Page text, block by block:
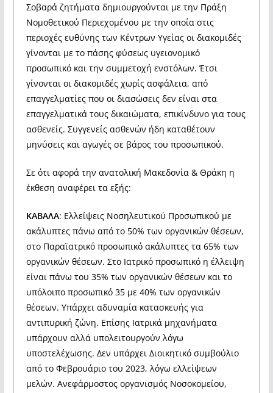
Σοβαρά ζητήματα δημιουργούνται με την Πράξη
Νομοθετικού Περιεχομένου με την οποία στις
περιοχές ευθύνης των Κέντρων Υγείας οι διακομιδές
γίνονται με το πάσης φύσεως υγειονομικό
προσωπικό και την συμμετοχή ενστόλων. Έτσι
γίνονται οι διακομιδές χωρίς ασφάλεια, από
επαγγελματίες που οι διασώσεις δεν είναι στα
επαγγελματικά τους δικαιώματα, επικίνδυνο για τους
ασθενείς. Συγγενείς ασθενών ήδη καταθέτουν
μηνύσεις και αγωγές σε βάρος του προσωπικού.
Σε ότι αφορά την ανατολική Μακεδονία & Θράκη η
έκθεση αναφέρει τα εξής:
ΚΑΒΑΛΑ: Ελλείψεις Νοσηλευτικού Προσωπικού με
ακάλυπτες πάνω από το 50% των οργανικών θέσεων,
στο Παραϊατρικό προσωπικό ακάλυπτες τα 65% των
οργανικών θέσεων. Στο Ιατρικό προσωπικό η έλλειψη
είναι πάνω του 35% των οργανικών θέσεων και το
υπόλοιπο προσωπικό 35 με 40% των οργανικών
θέσεων. Υπάρχει αδυναμία κατασκευής για
αντιπυρική ζώνη. Επίσης Ιατρικά μηχανήματα
υπάρχουν αλλά υπολειτουργούν λόγω
υποστελέχωσης. Δεν υπάρχει Διοικητικό συμβούλιο
από το Φεβρουάριο του 2023, λόγω ελλείψεων
μελών. Ανεφάρμοστος οργανισμός Νοσοκομείου,